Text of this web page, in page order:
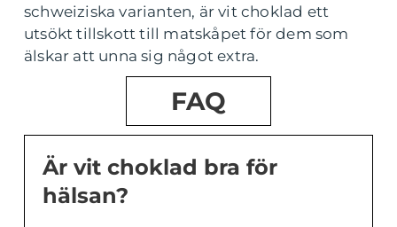
schweiziska varianten, är vit choklad ett
utsökt tillskott till matskåpet för dem som
älskar att unna sig något extra.
FAQ
Är vit choklad bra för
hälsan?